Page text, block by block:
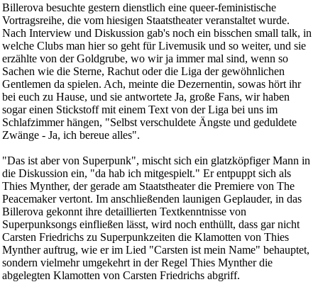
Billerova besuchte gestern dienstlich eine queer-feministische
Vortragsreihe, die vom hiesigen Staatstheater veranstaltet wurde.
Nach Interview und Diskussion gab's noch ein bisschen small talk, in
welche Clubs man hier so geht für Livemusik und so weiter, und sie
erzählte von der Goldgrube, wo wir ja immer mal sind, wenn so
Sachen wie die Sterne, Rachut oder die Liga der gewöhnlichen
Gentlemen da spielen. Ach, meinte die Dezernentin, sowas hört ihr
bei euch zu Hause, und sie antwortete Ja, große Fans, wir haben
sogar einen Stickstoff mit einem Text von der Liga bei uns im
Schlafzimmer hängen, "Selbst verschuldete Ängste und geduldete
Zwänge - Ja, ich bereue alles".
"Das ist aber von Superpunk", mischt sich ein glatzköpfiger Mann in
die Diskussion ein, "da hab ich mitgespielt." Er entpuppt sich als
Thies Mynther, der gerade am Staatstheater die Premiere von The
Peacemaker vertont. Im anschließenden launigen Geplauder, in das
Billerova gekonnt ihre detaillierten Textkenntnisse von
Superpunksongs einfließen lässt, wird noch enthüllt, dass gar nicht
Carsten Friedrichs zu Superpunkzeiten die Klamotten von Thies
Mynther auftrug, wie er im Lied "Carsten ist mein Name" behauptet,
sondern vielmehr umgekehrt in der Regel Thies Mynther die
abgelegten Klamotten von Carsten Friedrichs abgriff.